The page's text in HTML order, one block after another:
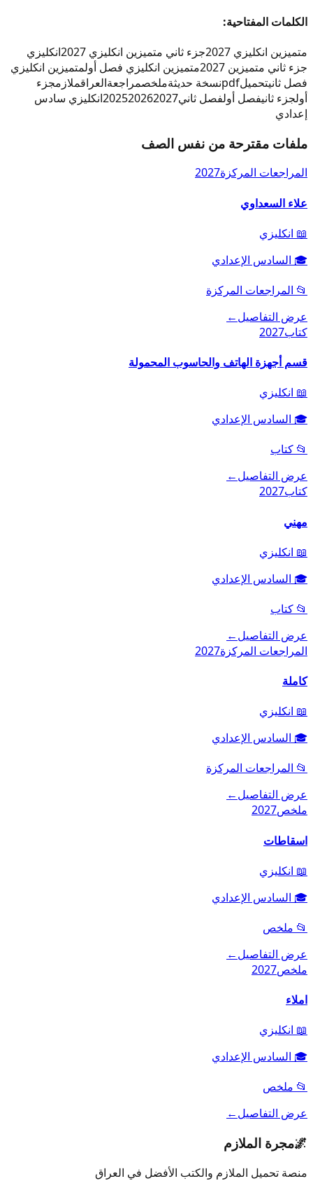
الكلمات المفتاحية:
متميزين انكليزي 2027
جزء ثاني متميزين انكليزي 2027
انكليزي
جزء ثاني متميزين 2027
متميزين انكليزي فصل أولمتميزين انكليزي
فصل ثانيتحميلpdfنسخة حديثةملخصمراجعةالعراقملازمجزء
أولجزء ثانيفصل أولفصل ثاني 202520262027
انكليزي سادس
إعدادي
ملفات مقترحة من نفس الصف
المراجعات المركزة2027
علاء السعداوي
📖 انكليزي
🎓 السادس الإعدادي
📂 المراجعات المركزة
عرض التفاصيل←
كتاب2027
قسم أجهزة الهاتف والحاسوب المحمولة
📖 انكليزي
🎓 السادس الإعدادي
📂 كتاب
عرض التفاصيل←
كتاب2027
مهني
📖 انكليزي
🎓 السادس الإعدادي
📂 كتاب
عرض التفاصيل←
المراجعات المركزة2027
كاملة
📖 انكليزي
🎓 السادس الإعدادي
📂 المراجعات المركزة
عرض التفاصيل←
ملخص2027
اسقاطات
📖 انكليزي
🎓 السادس الإعدادي
📂 ملخص
عرض التفاصيل←
ملخص2027
املاء
📖 انكليزي
🎓 السادس الإعدادي
📂 ملخص
عرض التفاصيل←
🌌مجرة الملازم
منصة تحميل الملازم والكتب الأفضل في العراق